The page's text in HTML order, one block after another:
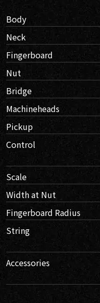
Body
Neck
Fingerboard
Nut
Bridge
Machineheads
Pickup
Control
Scale
Width at Nut
Fingerboard Radius
String
Accessories